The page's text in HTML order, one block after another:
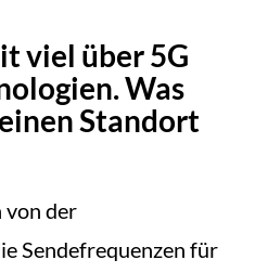
viel über 5G
Was
Standort
von der
Sendefrequenzen für